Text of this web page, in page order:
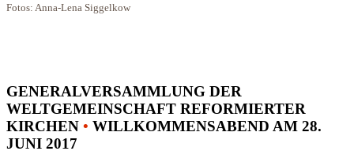
Fotos: Anna-Lena Siggelkow
GENERALVERSAMMLUNG DER
WELTGEMEINSCHAFT REFORMIERTER
KIRCHEN • WILLKOMMENSABEND AM 28.
JUNI 2017